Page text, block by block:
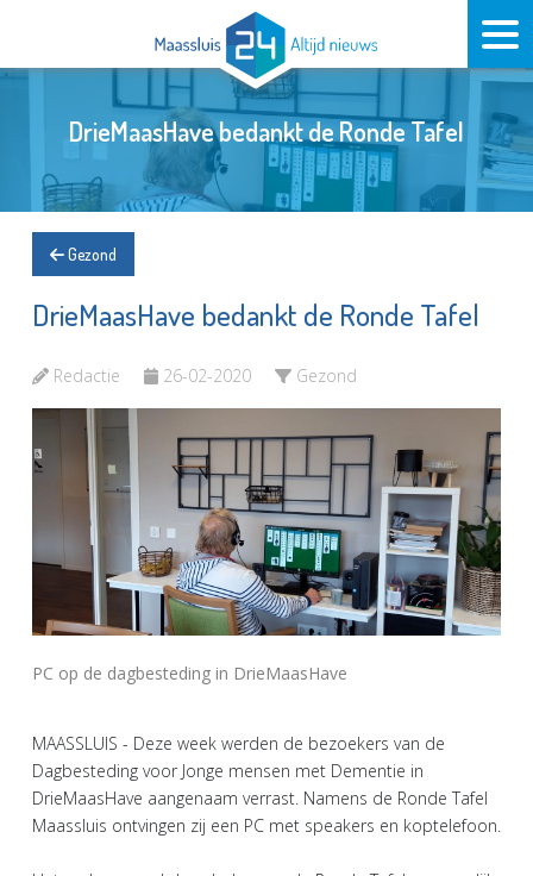
DrieMaasHave bedankt de Ronde Tafel
Gezond
DrieMaasHave bedankt de Ronde Tafel
Redactie 26-02-2020 Gezond
PC op de dagbesteding in DrieMaasHave
MAASSLUIS - Deze week werden de bezoekers van de
Dagbesteding voor Jonge mensen met Dementie in
DrieMaasHave aangenaam verrast. Namens de Ronde Tafel
Maassluis ontvingen zij een PC met speakers en koptelefoon.